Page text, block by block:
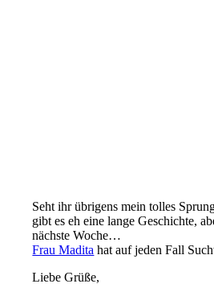
Seht ihr übrigens mein tolles
gibt es eh eine lange Geschichte,
nächste Woche…
Frau Madita hat auf jeden Fall
Liebe Grüße,